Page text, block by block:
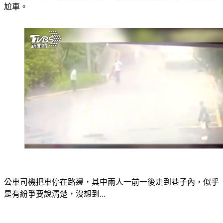
尬車。
公車司機把車停在路邊，其中兩人一前一後走到巷子內，似乎
是有紛爭要說清楚，沒想到...